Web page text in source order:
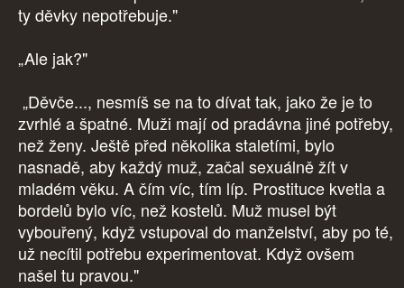
ty děvky nepotřebuje."
„Ale jak?"
„Děvče..., nesmíš se na to dívat tak, jako že je to
zvrhlé a špatné. Muži mají od pradávna jiné potřeby,
než ženy. Ještě před několika staletími, bylo
nasnadě, aby každý muž, začal sexuálně žít v
mladém věku. A čím víc, tím líp. Prostituce kvetla a
bordelů bylo víc, než kostelů. Muž musel být
vybouřený, když vstupoval do manželství, aby po té,
už necítil potřebu experimentovat. Když ovšem
našel tu pravou."